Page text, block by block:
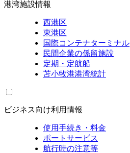
港湾施設情報
西港区
東港区
国際コンテナターミナル
民間企業の係留施設
定期・定航船
苫小牧港港湾統計
ビジネス向け利用情報
使用手続き・料金
ポートサービス
航行時の注意等